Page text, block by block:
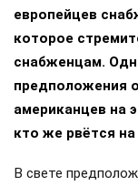
европейцев
которое
снабженцам.
предположения
американцев на
кто же рвётся
В свете